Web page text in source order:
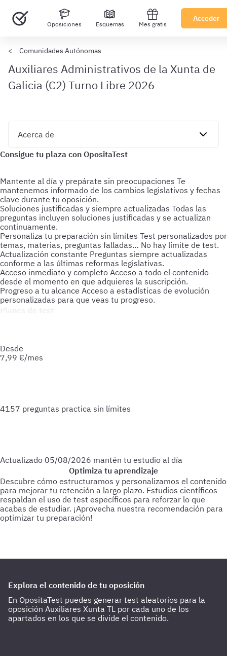
Oposiciones Esquemas Mes gratis
Acceder
Comunidades Autónomas
Auxiliares Administrativos de la Xunta de
Galicia (C2) Turno Libre 2026
Mantente al día y prepárate sin preocupaciones Te
mantenemos informado de los cambios legislativos y fechas
clave durante tu oposición.
Soluciones justificadas y siempre actualizadas Todas las
preguntas incluyen soluciones justificadas y se actualizan
continuamente.
Personaliza tu preparación sin límites Test personalizados por
temas, materias, preguntas falladas… No hay límite de test.
Actualización constante Preguntas siempre actualizadas
conforme a las últimas reformas legislativas.
Acceso inmediato y completo Acceso a todo el contenido
desde el momento en que adquieres la suscripción.
Progreso a tu alcance Acceso a estadísticas de evolución
personalizadas para que veas tu progreso.
Desde
7,99 €/mes
4157 preguntas practica sin límites
Actualizado 05/08/2026 mantén tu estudio al día
Optimiza tu aprendizaje
Descubre cómo estructuramos y personalizamos el contenido
para mejorar tu retención a largo plazo. Estudios científicos
respaldan el uso de test específicos para reforzar lo que
acabas de estudiar. ¡Aprovecha nuestra recomendación para
optimizar tu preparación!
Explora el contenido de tu oposición
En OpositaTest puedes generar test aleatorios para la
oposición Auxiliares Xunta TL por cada uno de los
apartados en los que se divide el contenido.